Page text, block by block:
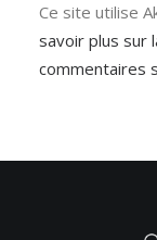
Ce site utilise
savoir plus sur
commentaires